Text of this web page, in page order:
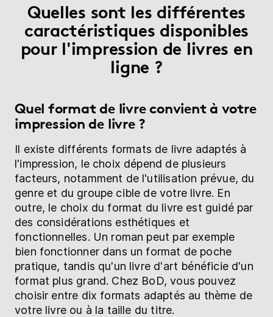
Quelles sont les différentes
caractéristiques disponibles
pour l'impression de livres en
ligne ?
Quel format de livre convient à votre
impression de livre ?
Il existe différents formats de livre adaptés à
l'impression, le choix dépend de plusieurs
facteurs, notamment de l'utilisation prévue, du
genre et du groupe cible de votre livre. En
outre, le choix du format du livre est guidé par
des considérations esthétiques et
fonctionnelles. Un roman peut par exemple
bien fonctionner dans un format de poche
pratique, tandis qu'un livre d'art bénéficie d'un
format plus grand. Chez BoD, vous pouvez
choisir entre dix formats adaptés au thème de
votre livre ou à la taille du titre.